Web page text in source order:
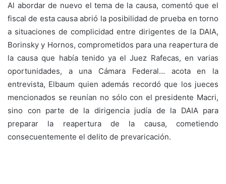
Al abordar de nuevo el tema de la causa, comentó que el
fiscal de esta causa abrió la posibilidad de prueba en torno
a situaciones de complicidad entre dirigentes de la DAIA,
Borinsky y Hornos, comprometidos para una reapertura de
la causa que había tenido ya el Juez Rafecas, en varias
oportunidades, a una Cámara Federal… acota en la
entrevista, Elbaum quien además recordó que los jueces
mencionados se reunían no sólo con el presidente Macri,
sino con parte de la dirigencia judía de la DAIA para
preparar la reapertura de la causa, cometiendo
consecuentemente el delito de prevaricación.